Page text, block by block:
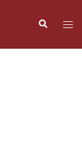
検
索
ト